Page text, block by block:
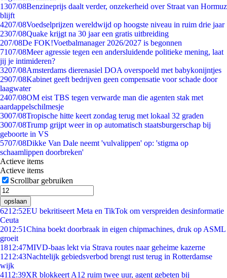
1307/08Benzineprijs daalt verder, onzekerheid over Straat van Hormuz
blijft
4207/08Voedselprijzen wereldwijd op hoogste niveau in ruim drie jaar
2307/08Quake krijgt na 30 jaar een gratis uitbreiding
207/08De FOK!Voetbalmanager 2026/2027 is begonnen
7107/08Meer agressie tegen een andersluidende politieke mening, laat
jij je intimideren?
3207/08Amsterdams dierenasiel DOA overspoeld met babykonijntjes
2907/08Kabinet geeft bedrijven geen compensatie voor schade door
laagwater
2407/08OM eist TBS tegen verwarde man die agenten stak met
aardappelschilmesje
3007/08Tropische hitte keert zondag terug met lokaal 32 graden
3007/08Trump grijpt weer in op automatisch staatsburgerschap bij
geboorte in VS
5707/08Dikke Van Dale neemt 'vulvalippen' op: 'stigma op
schaamlippen doorbreken'
Actieve items
Actieve items
Scrollbar gebruiken
opslaan
6212:52EU bekritiseert Meta en TikTok om verspreiden desinformatie
Ceuta
2012:51China boekt doorbraak in eigen chipmachines, druk op ASML
groeit
1812:47MIVD-baas lekt via Strava routes naar geheime kazerne
1212:43Nachtelijk gebiedsverbod brengt rust terug in Rotterdamse
wijk
4112:39XR blokkeert A12 ruim twee uur, agent gebeten bij